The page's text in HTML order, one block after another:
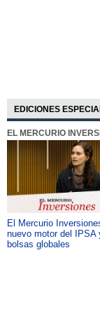
EDICIONES
EL MERCURIO
El Mercurio
nuevo motor del IPSA
bolsas globales